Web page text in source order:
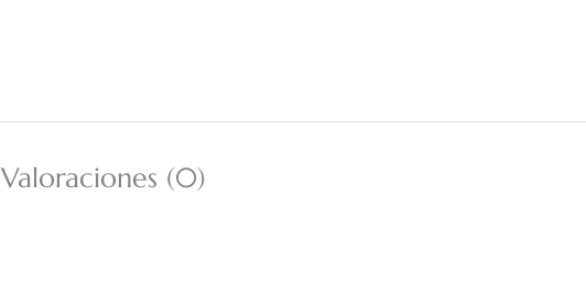
Valoraciones (0)